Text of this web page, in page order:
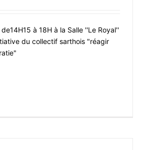
à 18H à la Salle ''Le Royal''
du collectif sarthois "réagir